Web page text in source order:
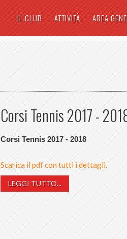
IL CLUB ATTIVITÀ AREA
Corsi Tennis 2017 -
Corsi Tennis 2017 - 2018
Scarica il pdf con tutti i dettagli.
LEGGI TUTTO...